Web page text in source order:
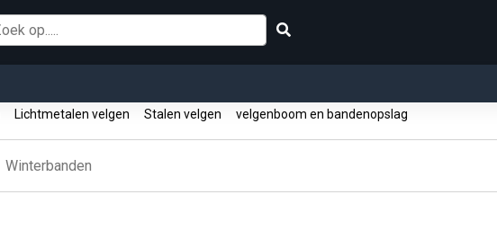
Lichtmetalen velgen Stalen velgen velgenboom en bandenopslag
Winterbanden